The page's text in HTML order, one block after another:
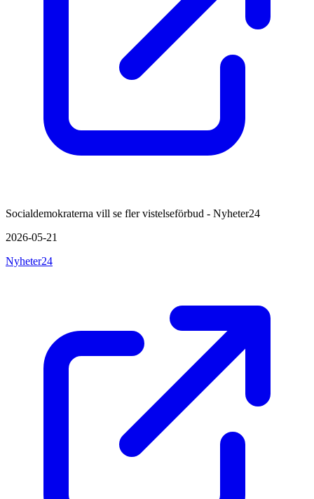
Socialdemokraterna vill se fler vistelseförbud - Nyheter24
2026-05-21
Nyheter24